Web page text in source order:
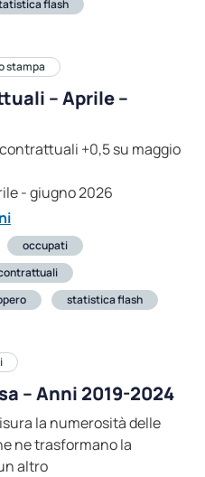
flash
stampa
– Aprile –
+0,5 su maggio
- giugno 2026
occupati
statistica flash
– Anni 2019-2024
la numerosità delle
ne trasformano la
altro